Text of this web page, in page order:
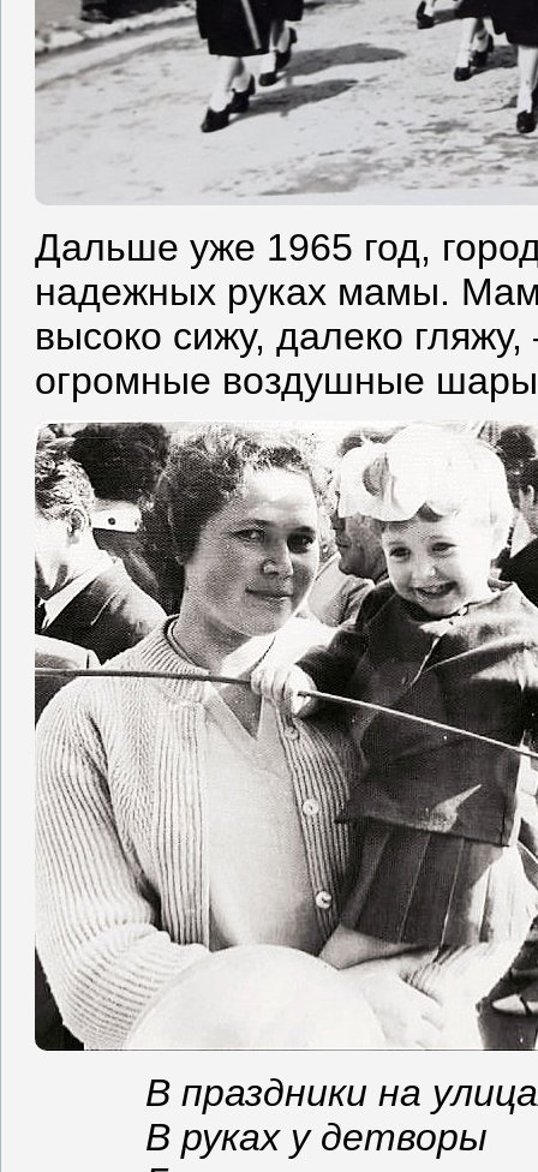
Дальше уже 1965 год,
надежных руках мамы.
высоко сижу, далеко
огромные воздушные
В праздники на
В руках у детворы